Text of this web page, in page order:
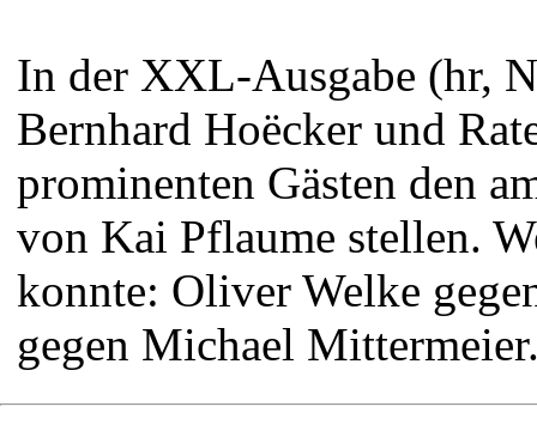
In der XXL-Ausgabe (hr,
Bernhard Hoëcker und
prominenten Gästen den
von Kai Pflaume stellen.
konnte: Oliver Welke
gegen Michael